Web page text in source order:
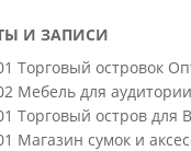
И ЗАПИСИ
Торговый островок
Мебель для аудитории
Торговый остров для
Магазин сумок и